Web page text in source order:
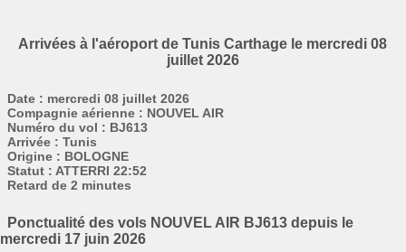
Arrivées à l'aéroport de Tunis Carthage le mercredi 08
juillet 2026
Date : mercredi 08 juillet 2026
Compagnie aérienne : NOUVEL AIR
Numéro du vol : BJ613
Arrivée : Tunis
Origine : BOLOGNE
Statut : ATTERRI 22:52
Retard de 2 minutes
Ponctualité des vols NOUVEL AIR BJ613 depuis le
mercredi 17 juin 2026